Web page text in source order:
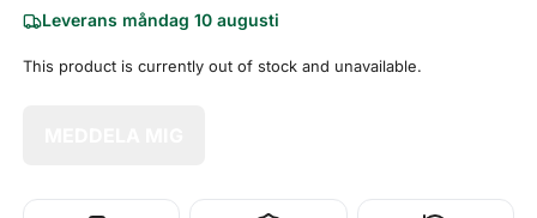
Leverans måndag 10 augusti
This product is currently out of stock and unavailable.